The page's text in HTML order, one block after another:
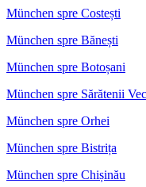
München spre Costești
München spre Bănești
München spre Botoșani
München spre Sărătenii
München spre Orhei
München spre Bistrița
München spre Chișinău